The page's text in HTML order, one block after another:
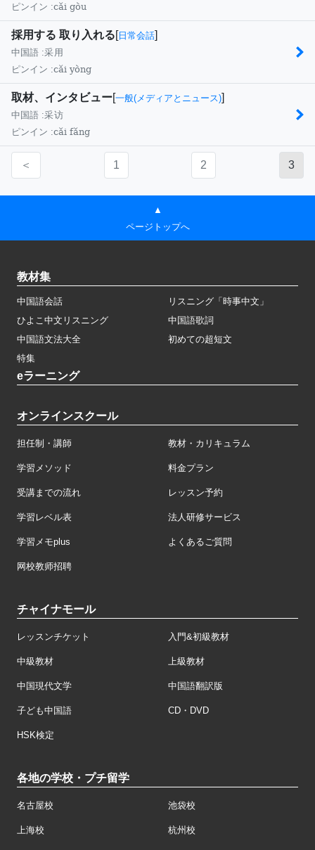
ピンイン :cǎi gòu
採用する 取り入れる[ 日常会話]
中国語 :采用
ピンイン :cǎi yòng
取材、インタビュー[一般(メディアとニュース)]
中国語 :采访
ピンイン :cǎi fǎng
＜ 1 2 3
▲
ページトップへ
教材集
中国語会話
リスニング「時事中文」
ひよこ中文リスニング
中国語歌詞
中国語文法大全
初めての超短文
特集
eラーニング
オンラインスクール
担任制・講師 教材・カリキュラム
学習メソッド 料金プラン
受講までの流れ レッスン予約
学習レベル表 法人研修サービス
学習メモplus よくあるご質問
网校教师招聘
チャイナモール
レッスンチケット 入門&初級教材
中級教材 上級教材
中国現代文学 中国語翻訳版
子ども中国語 CD・DVD
HSK検定
各地の学校・プチ留学
名古屋校 池袋校
上海校 杭州校